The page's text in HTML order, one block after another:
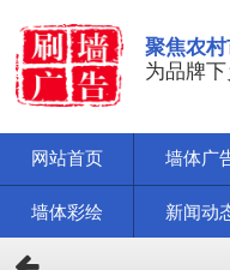
聚焦农
为品牌
网站首页 墙体广
墙体彩绘 新闻动